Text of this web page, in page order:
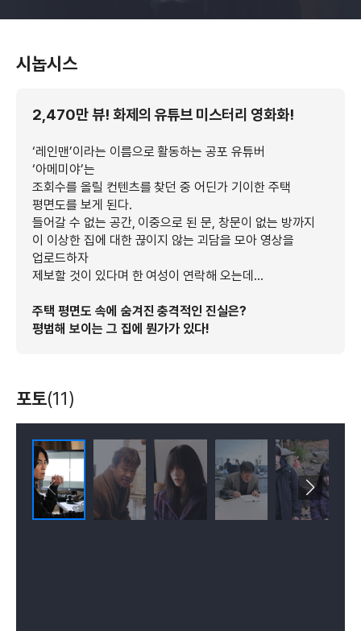
시놉시스
2,470만 뷰! 화제의 유튜브 미스터리 영화화!
‘레인맨’이라는 이름으로 활동하는 공포 유튜버
‘아메미야’는
조회수를 올릴 컨텐츠를 찾던 중 어딘가 기이한 주택
평면도를 보게 된다.
들어갈 수 없는 공간, 이중으로 된 문, 창문이 없는 방까지
이 이상한 집에 대한 끊이지 않는 괴담을 모아 영상을
업로드하자
제보할 것이 있다며 한 여성이 연락해 오는데...
주택 평면도 속에 숨겨진 충격적인 진실은?
평범해 보이는 그 집에 뭔가가 있다!
포토(11)